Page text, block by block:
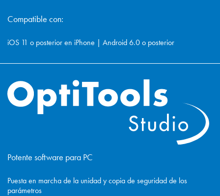
Potente software para PC
Puesta en marcha de la unidad y copia de seguridad de los
parámetros
Compatible con:
iOS 11 o posterior en iPhone | Android 6.0 o posterior